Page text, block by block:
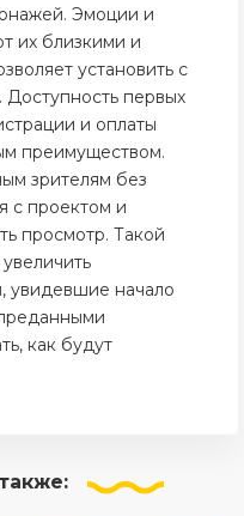
Эмоции и
их близкими и
установить с
первых
и оплаты
преимуществом.
зрителям без
с проектом и
просмотр. Такой
увидевшие начало
как будут
также: